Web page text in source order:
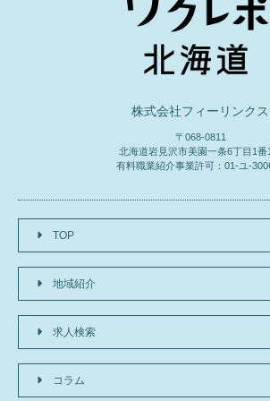
株式会社フィーリンクス
〒068-0811
北海道岩見沢市美園一条6丁目1番
有料職業紹介事業許可：01-ユ-
TOP
地域紹介
求人検索
コラム